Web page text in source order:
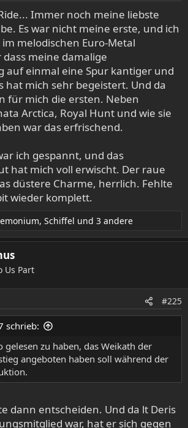
Immer noch meine liebste
Es war nicht meine erste, und ich
melodischen Euro-Metal
meine damalige
auf einmal eine Spur kantiger und
hat mich sehr begeistert. Und da
für mich die ersten. Neben
Arctica, Royal Hunt und wie sie
war das erfrischend.
ich gespannt, und das
hat mich voll erwischt. Der raue
düstere Charme, herrlich. Fehlte
wieder komplett.
, Schiffel und 3 andere
Us Part
#225
schrieb:
gelesen zu haben, das Weikath der
angeboten haben soll während der
dann entscheiden. Und da lt Deris
war, hat er sich gegen